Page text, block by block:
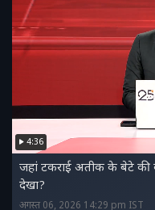
4:36
जहां टकराई अतीक के बेटे की
देखा?
अगस्त 06, 2026 14:29 pm IST